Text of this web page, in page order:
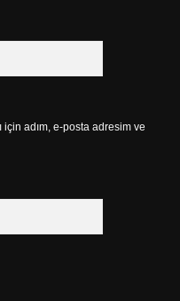
için adım, e-posta adresim ve